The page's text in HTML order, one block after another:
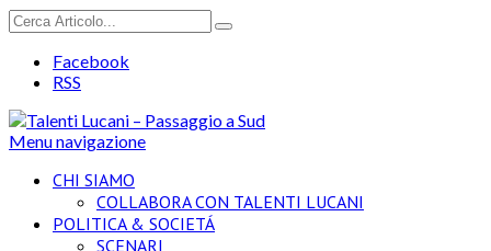
Facebook
RSS
Menu navigazione
CHI SIAMO
COLLABORA CON TALENTI LUCANI
POLITICA & SOCIETÁ
SCENARI